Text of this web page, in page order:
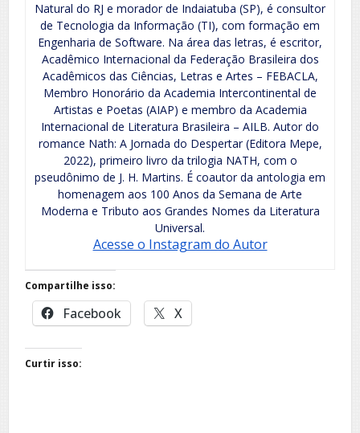
Natural do RJ e morador de Indaiatuba (SP), é consultor
de Tecnologia da Informação (TI), com formação em
Engenharia de Software. Na área das letras, é escritor,
Acadêmico Internacional da Federação Brasileira dos
Acadêmicos das Ciências, Letras e Artes – FEBACLA,
Membro Honorário da Academia Intercontinental de
Artistas e Poetas (AIAP) e membro da Academia
Internacional de Literatura Brasileira – AILB. Autor do
romance Nath: A Jornada do Despertar (Editora Mepe,
2022), primeiro livro da trilogia NATH, com o
pseudônimo de J. H. Martins. É coautor da antologia em
homenagem aos 100 Anos da Semana de Arte
Moderna e Tributo aos Grandes Nomes da Literatura
Universal.
Acesse o Instagram do Autor
Compartilhe isso:
Facebook X
Curtir isso: